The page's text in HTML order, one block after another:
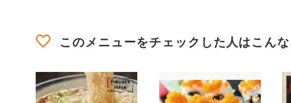
このメニューをチェックした人はこんな